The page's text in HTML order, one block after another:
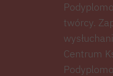
twórcy.
Centrum